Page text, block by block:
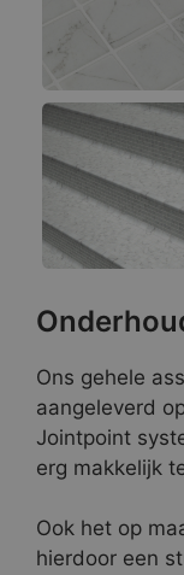
Ons gehele
aangeleverd
Jointpoint
erg makkelijk
Ook het op
hierdoor een